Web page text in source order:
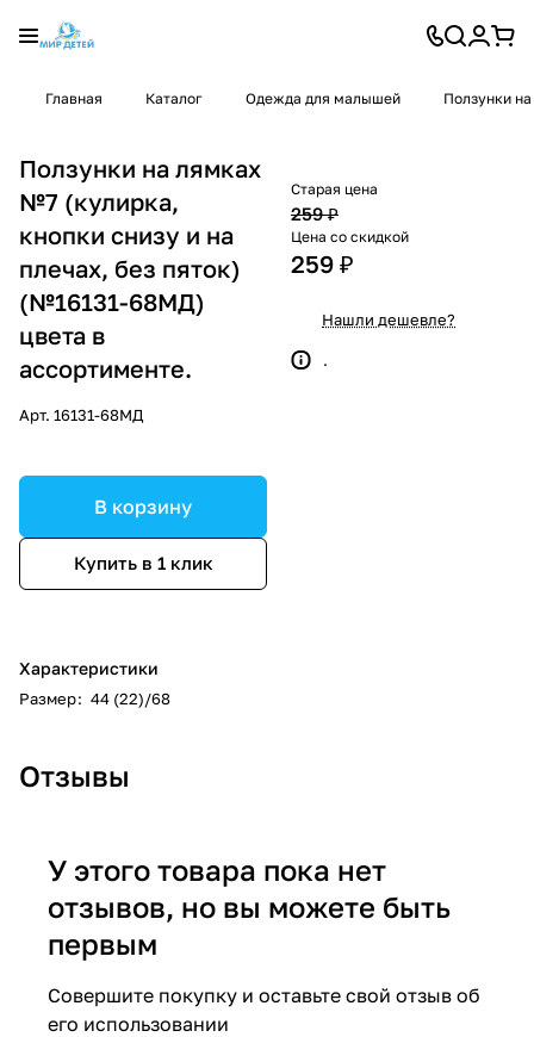
Главная Каталог Одежда для малышей Ползунки
Ползунки на лямках
№7 (кулирка,
кнопки снизу и на
плечах, без пяток)
(№16131-68МД)
цвета в
ассортименте.
Арт. 16131-68МД
В корзину
Купить в 1 клик
Характеристики
Размер: 44 (22)/68
Старая цена
259 ₽
Цена со скидкой
259 ₽
Нашли дешевле?
.
Отзывы
У этого товара пока нет
отзывов, но вы можете быть
первым
Совершите покупку и оставьте свой отзыв об
его использовании